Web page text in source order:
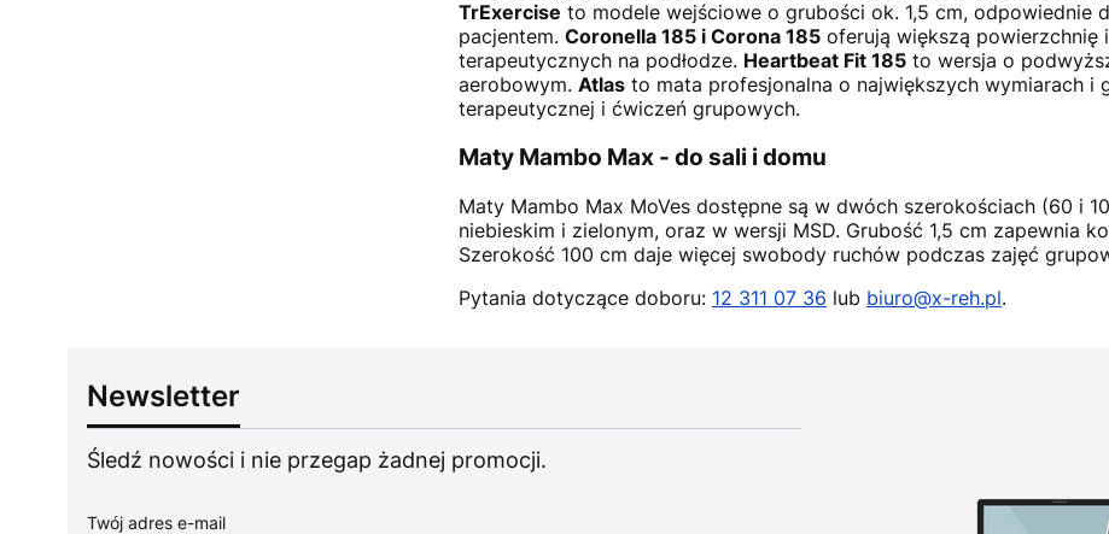
TrExercise to modele wejściowe o grubości ok. 1,5 cm,
pacjentem. Coronella 185 i Corona 185 oferują większą
terapeutycznych na podłodze. Heartbeat Fit 185 to wersja o
aerobowym. Atlas to mata profesjonalna o największych wymiarach
terapeutycznej i ćwiczeń grupowych.
Maty Mambo Max - do sali i domu
Maty Mambo Max MoVes dostępne są w dwóch szerokościach (60 i
niebieskim i zielonym, oraz w wersji MSD. Grubość 1,5 cm zapewnia
Szerokość 100 cm daje więcej swobody ruchów podczas zajęć
Pytania dotyczące doboru: 12 311 07 36 lub biuro@x-reh.pl.
Newsletter
Śledź nowości i nie przegap żadnej promocji.
Twój adres e-mail